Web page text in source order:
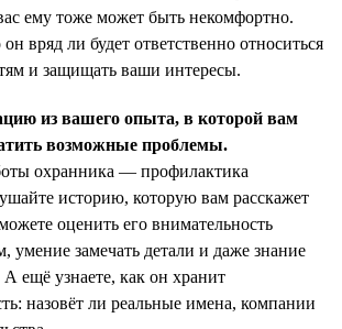
ему тоже может быть некомфортно.
он вряд ли будет ответственно относиться
и защищать ваши интересы.
из вашего опыта, в которой вам
возможные проблемы.
охранника — профилактика
историю, которую вам расскажет
оценить его внимательность
умение замечать детали и даже знание
ещё узнаете, как он хранит
назовёт ли реальные имена, компании